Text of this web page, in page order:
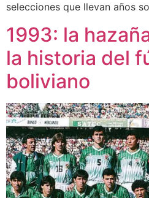
selecciones que llevan años
1993: la
la historia del
boliviano